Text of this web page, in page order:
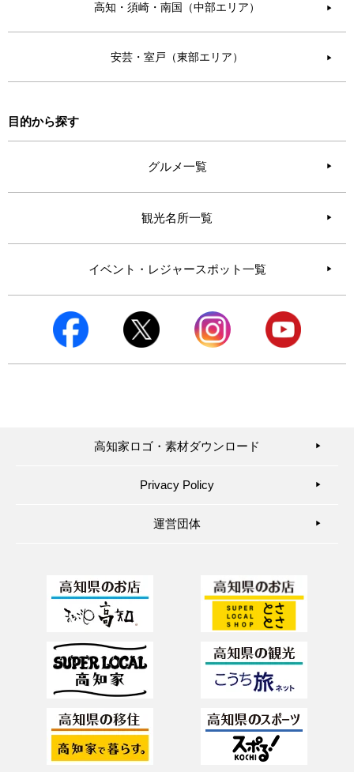
高知・須崎・南国（中部エリア） ▶︎
安芸・室戸（東部エリア） ▶︎
目的から探す
グルメ一覧
観光名所一覧
イベント・レジャースポット一覧
高知家ロゴ・素材ダウンロード ▶︎
Privacy Policy ▶︎
運営団体 ▶︎